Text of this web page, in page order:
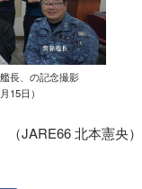
長、の記念撮影
15日）
（JARE66 北本憲央）